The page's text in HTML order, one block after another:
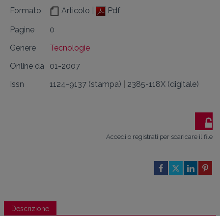
Formato
Articolo | Pdf
Pagine
0
Genere
Tecnologie
Online da
01-2007
Issn
1124-9137 (stampa) 2385-118X (digitale)
Accedi o registrati per scaricare il file
Descrizione